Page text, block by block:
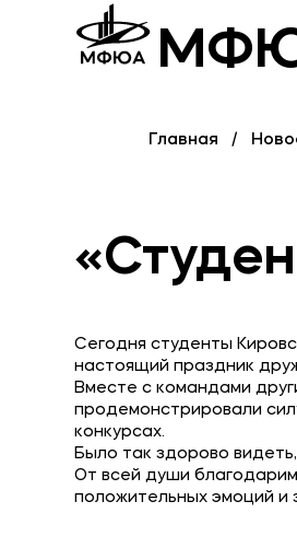
Приемная комиссия
+7 (8332) 37-47-04
Главная
Сегодня студенты
настоящий праздник
Вместе с командами
продемонстрировали
конкурсах.
Было так здорово
От всей души
положительных эмоций и